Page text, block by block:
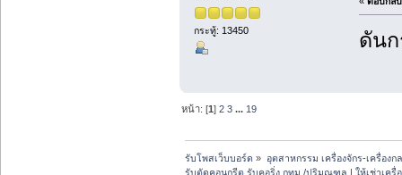
กระทู้: 13450 ดัน
หน้า: [1]2 3 ... 19
รับโพสเว็บบอร์ด » อุตสาหกรรม เครื่องจักร-เครื่อง
รับตัดคอนกรีต รับคอริ่ง กทม./ปริมณฑล | ให้เช่าเครื่